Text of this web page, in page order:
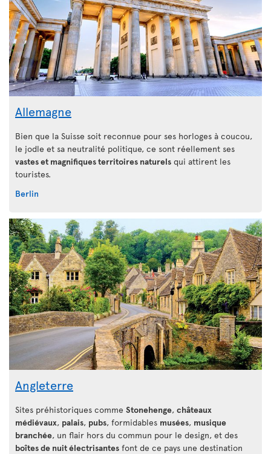
Allemagne
Bien que la Suisse soit reconnue pour ses horloges à coucou,
le jodle et sa neutralité politique, ce sont réellement ses
vastes et magnifiques territoires naturels qui attirent les
touristes.
Berlin
Angleterre
Sites préhistoriques comme Stonehenge, châteaux
médiévaux, palais, pubs, formidables musées, musique
branchée, un flair hors du commun pour le design, et des
boîtes de nuit électrisantes font de ce pays une destination